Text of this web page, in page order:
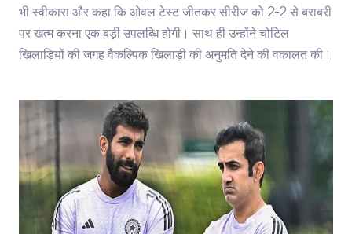
भी स्वीकारा और कहा कि ओवल टेस्ट जीतकर सीरीज को 2-2 से बराबरी
पर खत्म करना एक बड़ी उपलब्धि होगी। साथ ही उन्होंने चोटिल
खिलाड़ियों की जगह वैकल्पिक खिलाड़ी की अनुमति देने की वकालत की।